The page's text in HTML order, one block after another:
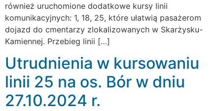
również uruchomione dodatkowe kursy linii
komunikacyjnych: 1, 18, 25, które ułatwią pasażerom
dojazd do cmentarzy zlokalizowanych w Skarżysku-
Kamiennej. Przebieg linii […]
Utrudnienia w kursowaniu
linii 25 na os. Bór w dniu
27.10.2024 r.